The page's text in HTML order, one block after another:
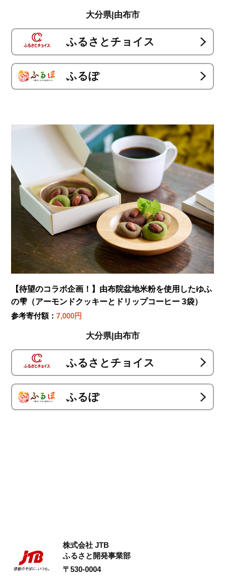
大分県|由布市
ふるさとチョイス
ふるぽ
【待望のコラボ企画！】由布院盆地米粉を使用したゆふ
の雫（アーモンドクッキーとドリップコーヒー 3袋）
参考寄付額：7,000円
大分県|由布市
ふるさとチョイス
ふるぽ
株式会社 JTB
ふるさと開発事業部
〒530-0004